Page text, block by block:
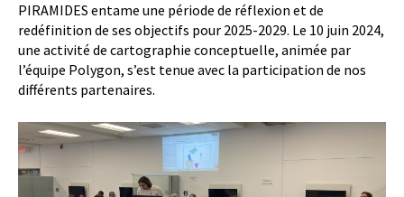
PIRAMIDES entame une période de réflexion et de
redéfinition de ses objectifs pour 2025-2029. Le 10 juin 2024,
une activité de cartographie conceptuelle, animée par
l’équipe Polygon, s’est tenue avec la participation de nos
différents partenaires.